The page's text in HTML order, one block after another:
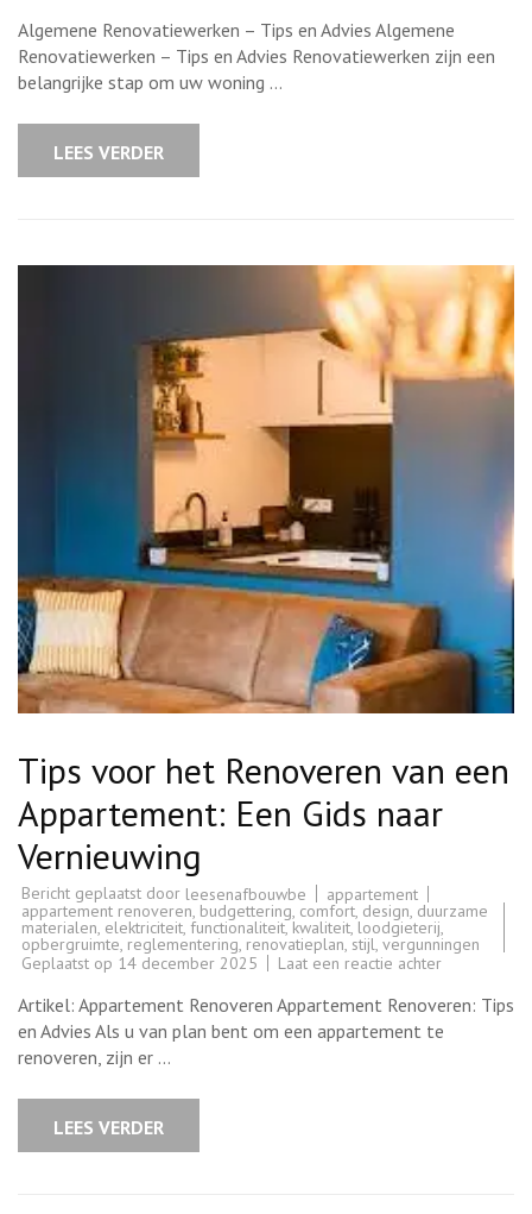
Advies
voor
Algemene
Algemene Renovatiewerken – Tips en Advies Algemene
Renovatiewerken – Tips en Advies Renovatiewerken zijn een
belangrijke stap om uw woning …
LEES VERDER
Tips voor het Renoveren van een
Appartement: Een Gids naar
Vernieuwing
Bericht geplaatst door leesenafbouwbe
appartement
appartement renoveren, budgettering, comfort, design, duurzame
materialen, elektriciteit, functionaliteit, kwaliteit, loodgieterij,
opbergruimte, reglementering, renovatieplan, stijl, vergunningen
Geplaatst op 14 december 2025 Laat een reactie achterop
het
Renoveren
van
Artikel: Appartement Renoveren Appartement Renoveren: Tips
en Advies Als u van plan bent om een appartement te
renoveren, zijn er …
LEES VERDER